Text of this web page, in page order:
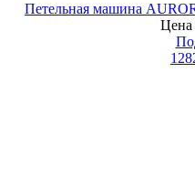
Петельная машина
Цена